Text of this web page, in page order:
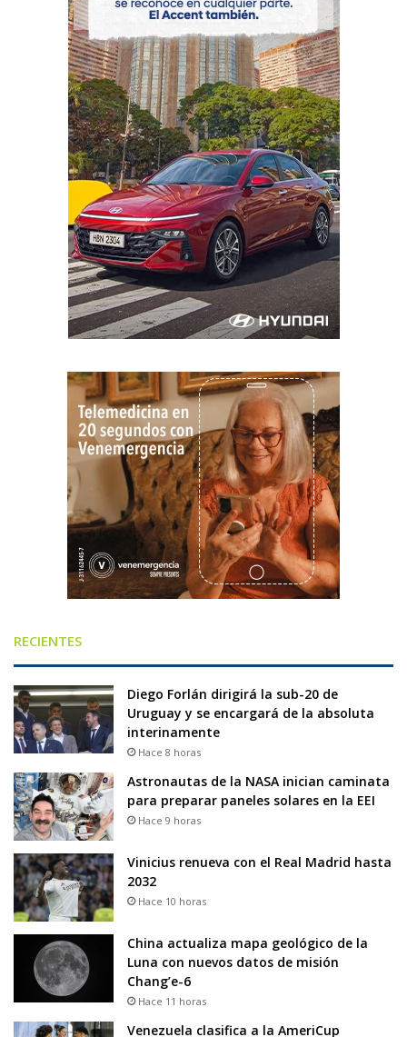
RECIENTES
Diego Forlán dirigirá la sub-20 de
Uruguay y se encargará de la absoluta
interinamente
Hace 8 horas
Astronautas de la NASA inician caminata
para preparar paneles solares en la EEI
Hace 9 horas
Vinicius renueva con el Real Madrid hasta
2032
Hace 10 horas
China actualiza mapa geológico de la
Luna con nuevos datos de misión
Chang’e-6
Hace 11 horas
Venezuela clasifica a la AmeriCup